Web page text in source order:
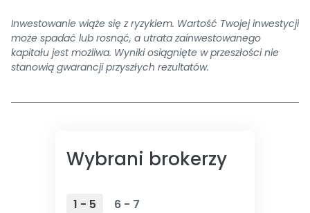
Inwestowanie wiąże się z ryzykiem. Wartość Twojej inwestycji
może spadać lub rosnąć, a utrata zainwestowanego
kapitału jest możliwa. Wyniki osiągnięte w przeszłości nie
stanowią gwarancji przyszłych rezultatów.
Wybrani brokerzy
1 - 5 6 - 7